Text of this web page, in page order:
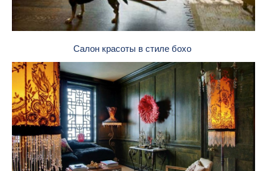
Салон красоты в стиле бохо